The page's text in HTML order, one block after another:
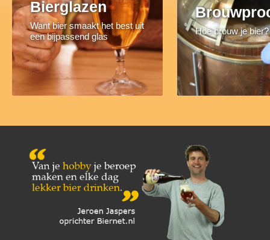
Bierglazen
Want bier smaakt het best uit
een bijpassend glas
Hoe brouw je bier?